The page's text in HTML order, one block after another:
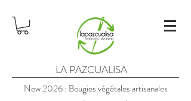
LA PAZCUALISA
New 2026 : Bougies végétales artisanales